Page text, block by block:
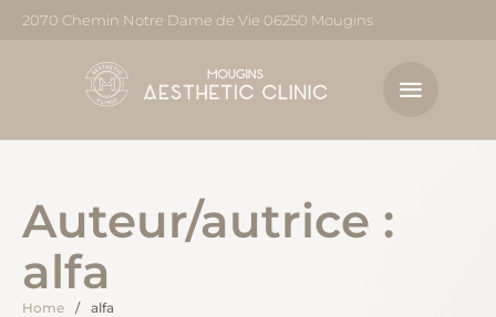
2070 Chemin Notre Dame de Vie 06250 Mougins
Auteur/autrice :
alfa
Home / alfa